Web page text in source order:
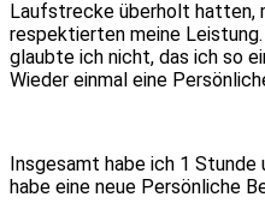
Laufstrecke überholt hatten,
respektierten meine
glaubte ich nicht, das ich so
Wieder einmal eine
Insgesamt habe ich 1
habe eine neue Persönliche